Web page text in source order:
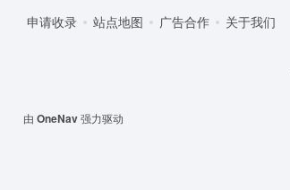
申请收录 站点地图 广告合作 关于我们
由 OneNav强力驱动